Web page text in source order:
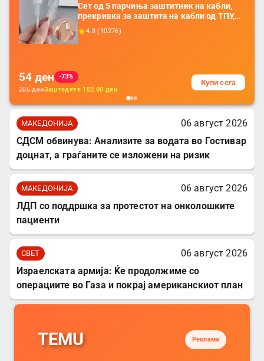
Сет од 5 парчиња заштитник на кабли,
прекривка за заштита на кабли од ТПУ,
додатоци за заштита на кабли, без
батерија, за мобилни телефони, комплет
4.8 (10276)
54 ден
-73%
206денЗаштедете 152.00 ден
Купи сега
МАКЕДОНИЈА
06 август 2026
СДСМ обвинува: Анализите за водата во Гостивар
доцнат, а граѓаните се изложени на ризик
МАКЕДОНИЈА
06 август 2026
ЛДП со поддршка за протестот на онколошките
пациенти
СВЕТ
06 август 2026
Израелската армија: Ќе продолжиме со
операциите во Газа и покрај американскиот план
TEMU Реклама